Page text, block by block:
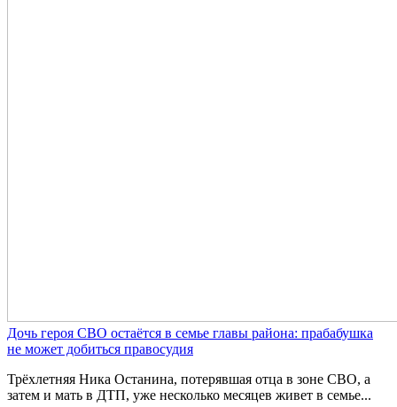
Дочь героя СВО остаётся в семье главы района: прабабушка
не может добиться правосудия
Трёхлетняя Ника Останина, потерявшая отца в зоне СВО, а
затем и мать в ДТП, уже несколько месяцев живет в семье...